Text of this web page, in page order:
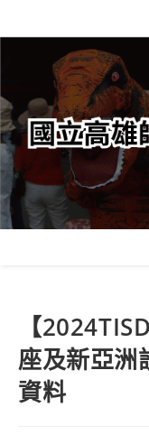
轉
要
內
容
【
座及新亞洲
資料